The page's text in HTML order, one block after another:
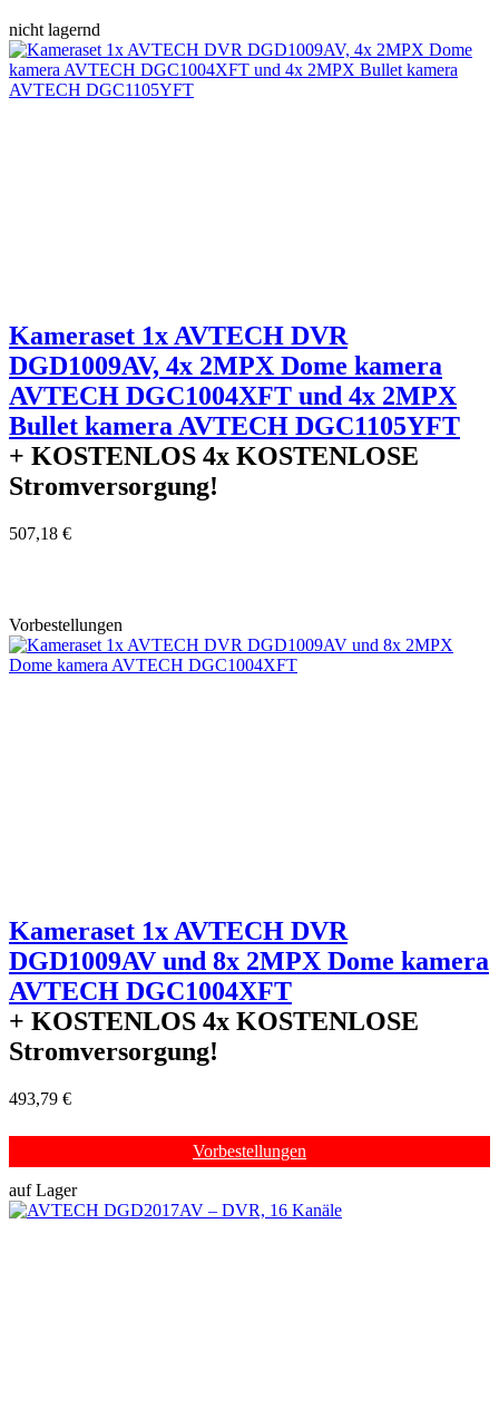
nicht lagernd
Kameraset 1x AVTECH DVR
DGD1009AV, 4x 2MPX Dome kamera
AVTECH DGC1004XFT und 4x 2MPX
Bullet kamera AVTECH DGC1105YFT
+ KOSTENLOS 4x KOSTENLOSE
Stromversorgung!
507,18 €
Vorbestellungen
Kameraset 1x AVTECH DVR
DGD1009AV und 8x 2MPX Dome kamera
AVTECH DGC1004XFT
+ KOSTENLOS 4x KOSTENLOSE
Stromversorgung!
493,79 €
Vorbestellungen
auf Lager